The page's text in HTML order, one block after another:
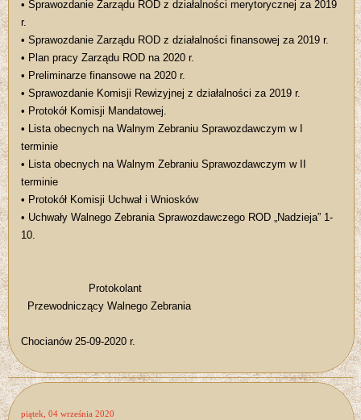
• Sprawozdanie Zarządu ROD z działalności merytorycznej za 2019
r.
• Sprawozdanie Zarządu ROD z działalności finansowej za 2019 r.
• Plan pracy Zarządu ROD na 2020 r.
• Preliminarze finansowe na 2020 r.
• Sprawozdanie Komisji Rewizyjnej z działalności za 2019 r.
• Protokół Komisji Mandatowej.
• Lista obecnych na Walnym Zebraniu Sprawozdawczym w I
terminie
• Lista obecnych na Walnym Zebraniu Sprawozdawczym w II
terminie
• Protokół Komisji Uchwał i Wniosków
• Uchwały Walnego Zebrania Sprawozdawczego ROD „Nadzieja” 1-
10.
Protokolant
Przewodniczący Walnego Zebrania
Chocianów 25-09-2020 r.
piątek, 04 września 2020